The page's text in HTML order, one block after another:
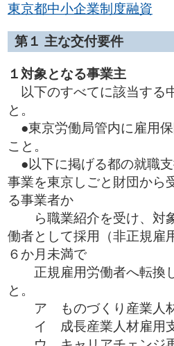
東京都中小企業制度融資
第１ 主な交付要件
１対象となる事業主
以下のすべてに該当する
と。
●東京労働局管内に雇用
こと。
●以下に掲げる都の就職
事業を東京しごと財団から
る事業者か
ら職業紹介を受け、対
働者として採用（非正規雇
６か月未満で
正規雇用労働者へ転換し
と。
ア ものづくり産業人材
イ 成長産業人材雇用